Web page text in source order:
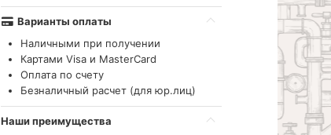
Варианты оплаты
Наличными при получении
Картами Visa и MasterCard
Оплата по счету
Безналичный расчет (для юр.лиц)
Наши преимущества